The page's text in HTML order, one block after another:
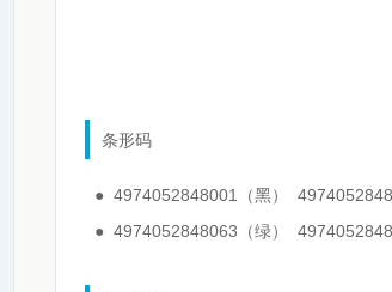
条形码
● 4974052848001（黑）
● 4974052848063（绿）